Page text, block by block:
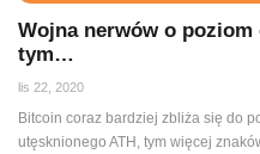
Wojna nerwów o
tym…
lis 22, 2020
Bitcoin coraz bardziej zbliża się do
utęsknionego ATH, tym więcej